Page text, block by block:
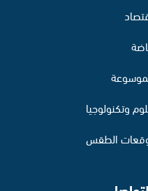
وتكنولوجيا
الطقس